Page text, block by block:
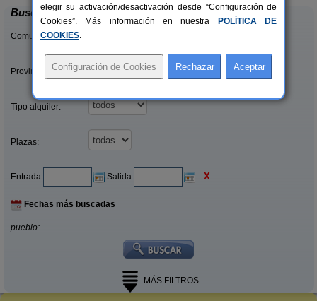
Buscar
Comunidades:
Provincias/Islas:
Tipo alquiler:
Plazas:
Entrada: Salida: X
Fechas más buscadas
pueblo:
MÁS FILTROS
elegir su activación/desactivación desde “Configuración de
Cookies”. Más información en nuestra
POLÍTICA DE
COOKIES.